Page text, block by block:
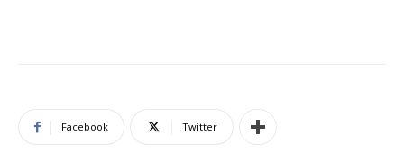
Facebook Twitter